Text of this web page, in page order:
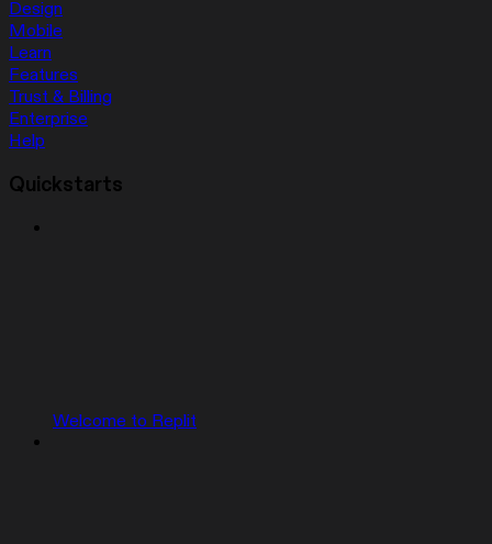
Design
Mobile
Learn
Features
Trust & Billing
Enterprise
Help
Quickstarts
Welcome to Replit